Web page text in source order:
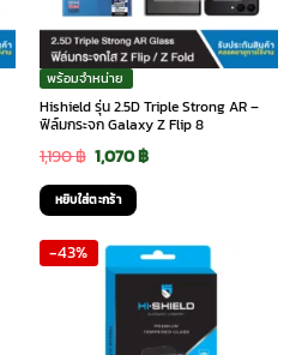
พร้อมจำหน่าย
Hishield รุ่น 2.5D Triple Strong AR –
ฟิล์มกระจก Galaxy Z Flip 8
1,190฿ Original
price
was:
1,190 ฿.
1,070฿Current
1,070 ฿.
หยิบใส่ตะกร้า
-43%